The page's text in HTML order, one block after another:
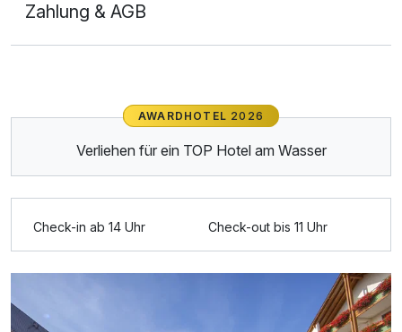
Zahlung & AGB
AWARDHOTEL 2026
Verliehen für ein TOP Hotel am Wasser
Check-in ab 14 Uhr Check-out bis 11 Uhr